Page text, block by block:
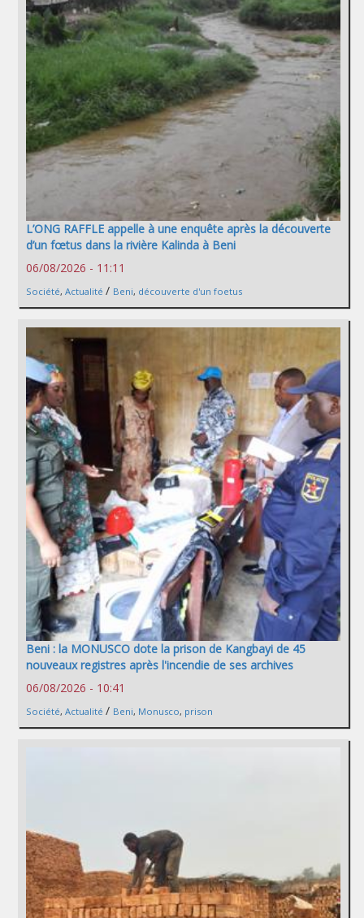
L’ONG RAFFLE appelle à une enquête après la découverte
d’un fœtus dans la rivière Kalinda à Beni
06/08/2026 - 11:11
Société, Actualité / Beni, découverte d'un foetus
Beni : la MONUSCO dote la prison de Kangbayi de 45
nouveaux registres après l'incendie de ses archives
06/08/2026 - 10:41
Société, Actualité / Beni, Monusco, prison